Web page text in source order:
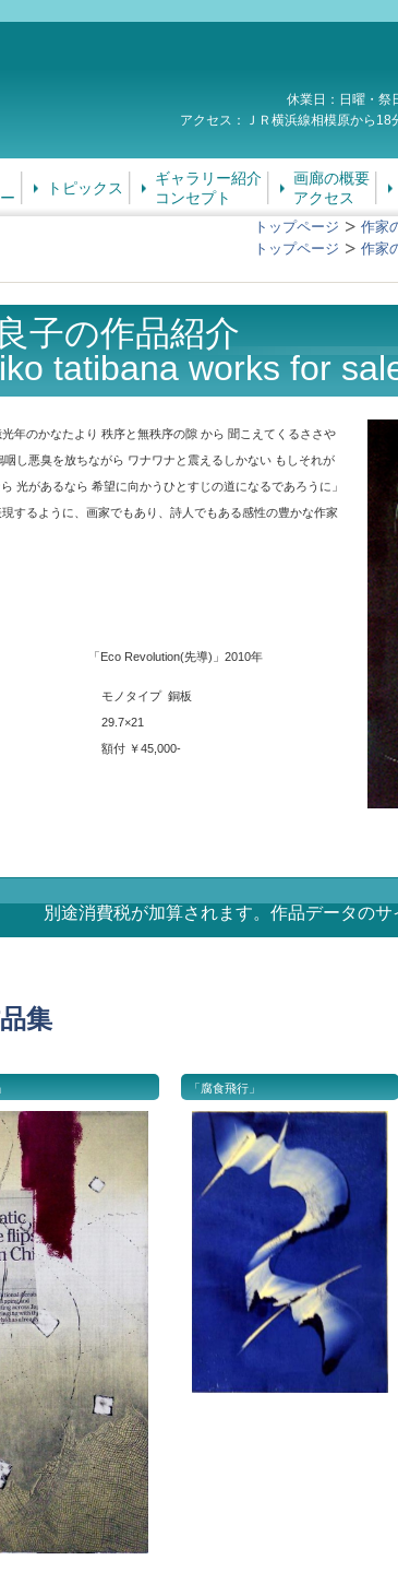
休業日：日曜・祭
アクセス：ＪＲ横浜線相模原から18
トピックス
ギャラリー紹介
コンセプト
画廊の概要
アクセス
トップページ
作家
トップページ
作家
子の作品紹介
tatibana works for
年のかなたより 秩序と無秩序の隙 から 聞こえてくるささや
咽し悪臭を放ちながら ワナワナと震えるしかない もしそれが
光があるなら 希望に向かうひとすじの道になるであろうに」
するように、画家でもあり、詩人でもある感性の豊かな作家
Revolution(先導)」2010年
タイプ 銅板
￥45,000-
別途消費税が加算されます。 作品データの
集
「腐食飛行」